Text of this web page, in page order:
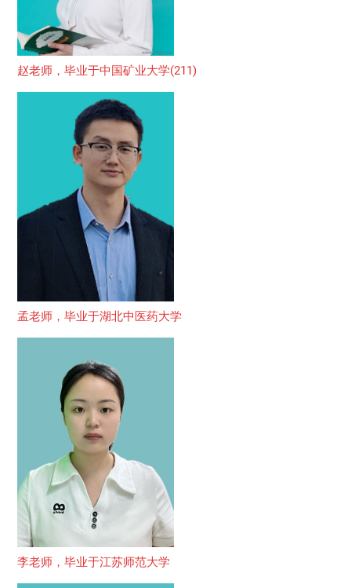
赵老师，毕业于中国矿业大学(211)
孟老师，毕业于湖北中医药大学
李老师，毕业于江苏师范大学